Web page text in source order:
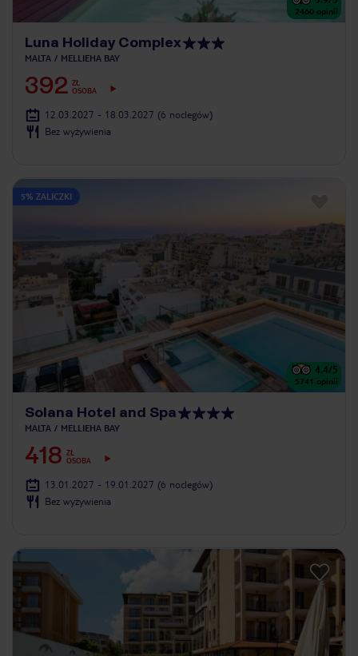
2460 opinii
Luna Holiday Complex
MALTA MELLIEHA BAY
392 ZŁ
OSOBA
12.03.2027 - 18.03.2027 (6 noclegów)
Bez wyżywienia
5% ZALICZKI
4.4/5
5741 opinii
Solana Hotel and Spa
MALTA MELLIEHA BAY
418 ZŁ
OSOBA
13.01.2027 - 19.01.2027 (6 noclegów)
Bez wyżywienia